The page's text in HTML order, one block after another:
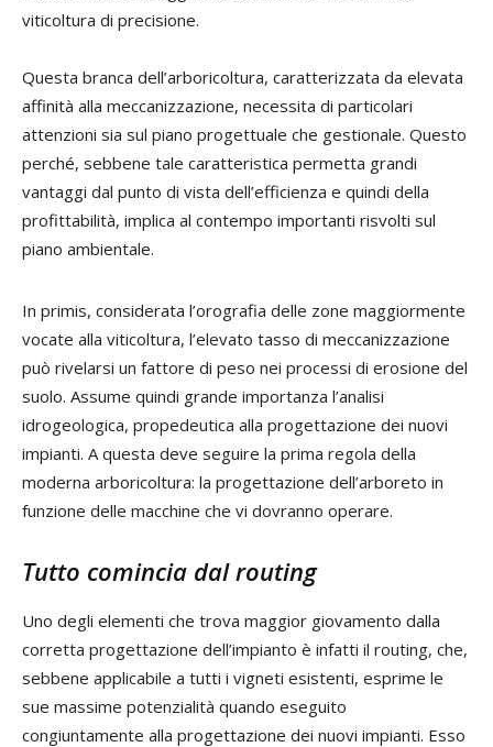
viticoltura di precisione.
Questa branca dell’arboricoltura, caratterizzata da elevata
affinità alla meccanizzazione, necessita di particolari
attenzioni sia sul piano progettuale che gestionale. Questo
perché, sebbene tale caratteristica permetta grandi
vantaggi dal punto di vista dell’efficienza e quindi della
profittabilità, implica al contempo importanti risvolti sul
piano ambientale.
In primis, considerata l’orografia delle zone maggiormente
vocate alla viticoltura, l’elevato tasso di meccanizzazione
può rivelarsi un fattore di peso nei processi di erosione del
suolo. Assume quindi grande importanza l’analisi
idrogeologica, propedeutica alla progettazione dei nuovi
impianti. A questa deve seguire la prima regola della
moderna arboricoltura: la progettazione dell’arboreto in
funzione delle macchine che vi dovranno operare.
Tutto comincia dal routing
Uno degli elementi che trova maggior giovamento dalla
corretta progettazione dell’impianto è infatti il routing, che,
sebbene applicabile a tutti i vigneti esistenti, esprime le
sue massime potenzialità quando eseguito
congiuntamente alla progettazione dei nuovi impianti. Esso